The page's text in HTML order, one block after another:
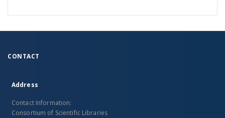
CONTACT
Address
Contact Information:
Consortium of Scientific Libraries